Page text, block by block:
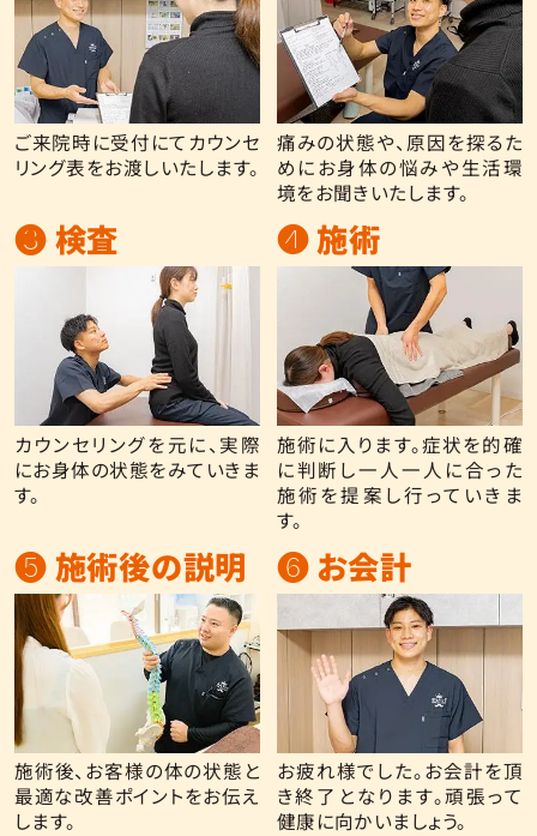
ご来院時に受付にてカウンセ
リング表をお渡しいたします。
痛みの状態や、原因を探るた
めにお身体の悩みや生活環
境をお聞きいたします。
❸ 検査
カウンセリングを元に、実際
にお身体の状態をみていきま
す。
❹ 施術
施術に入ります。症状を的確
に判断し一人一人に合った
施術を提案し行っていきま
す。
❺ 施術後の説明
施術後、お客様の体の状態と
最適な改善ポイントをお伝え
します。
❻ お会計
お疲れ様でした。お会計を頂
き終了となります。頑張って
健康に向かいましょう。